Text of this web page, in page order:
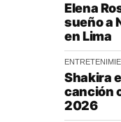
Elena
sueño a
en Lima
Shakira
canción
2026